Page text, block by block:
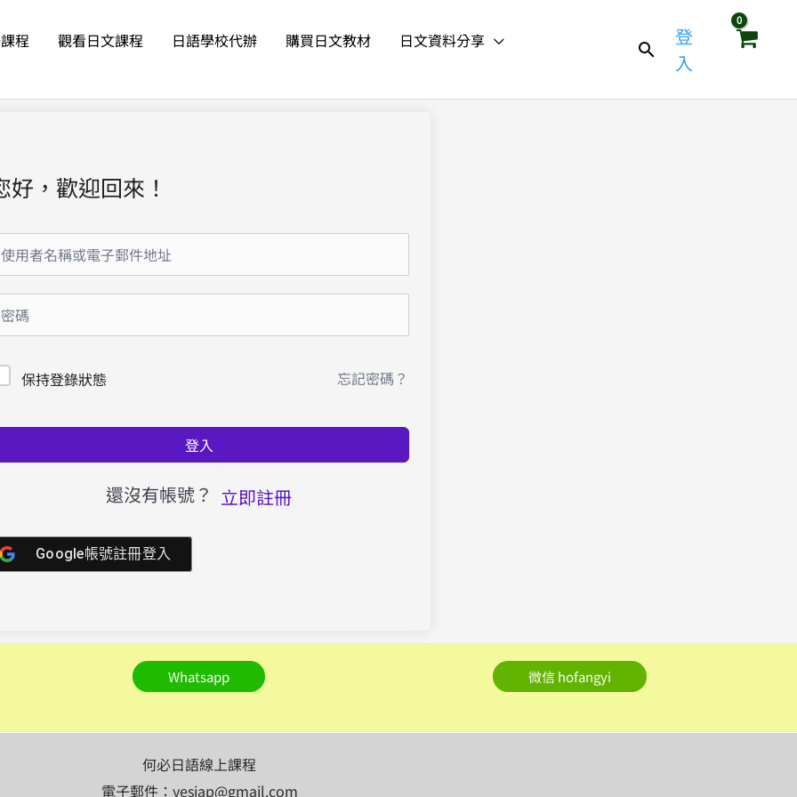
程 觀看日文課程 日語學校代辦 購買日文教材
日文資料分享
登
入
好，歡迎回來！
保持登錄狀態 忘記密碼？
登入
還沒有帳號？ 立即註冊
Google帳號註冊登入
Whatsapp 微信 hofangyi
何必日語線上課程
電子郵件：yesjap@gmail.com